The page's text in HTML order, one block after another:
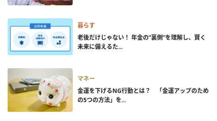
暮らす
老後だけじゃない！ 年金の”裏側”を理解し、賢く
未来に備えるた...
マネー
金運を下げるNG行動とは？ 「金運アップのため
の5つの方法」を...